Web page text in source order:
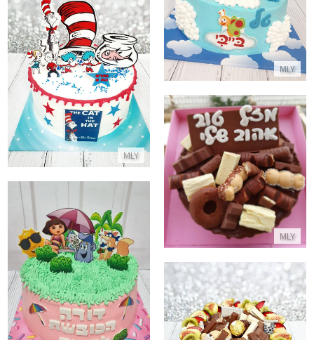
MLY
התקשר/י
MLY
עוגת חתול תעלול
התקשר/י
MLY
עוגת פינוקים לאהוב שלי
התקשר/י
עוגת דורה מעוצבת
התקשר/י
עוגת טפטופי גאנש פירות וממתקים